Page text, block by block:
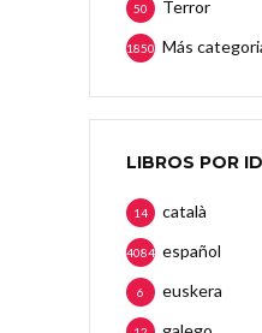
Terror
50
Más
1850
LIBROS POR
català
14
español
4084
euskera
6